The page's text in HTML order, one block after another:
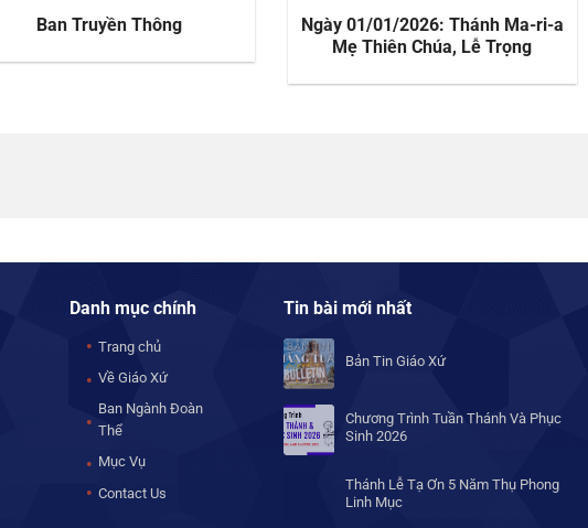
Ban Truyền Thông
Ngày 01/01/2026: Thánh Ma-ri-a
Mẹ Thiên Chúa, Lễ Trọng
Danh mục chính
Trang chủ
Về Giáo Xứ
Ban Ngành Đoàn
Thể
Mục Vụ
Contact Us
Tin bài mới nhất
Bản Tin Giáo Xứ
Chương Trình Tuần Thánh Và Phục
Sinh 2026
Thánh Lễ Tạ Ơn 5 Năm Thụ Phong
Linh Mục